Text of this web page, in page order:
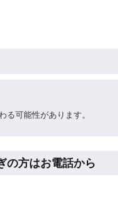
可能性があります。
の方はお電話から